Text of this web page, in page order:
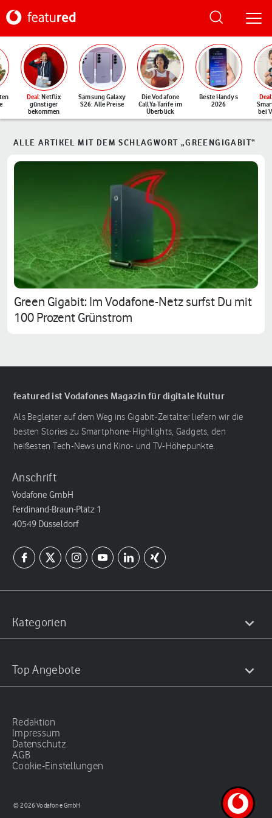
Deal: Netflix
günstiger
bekommen
Samsung Galaxy
S26: Alle Preise
Die Vodafone
CallYa-Tarife im
Überblick
Beste Handys
2026
Deal
bei
ALLE ARTIKEL MIT DEM SCHLAGWORT „GREENGIGABIT“
Green Gigabit: Im Vodafone-Netz surfst Du mit
100 Prozent Grünstrom
featured ist Vodafones Magazin für digitale Kultur
Als Begleiter auf dem Weg ins Gigabit-Zeitalter liefern wir die
besten Stories zu Smartphone-Highlights, Gadgets, den
heißesten Tech-News und Kino- und TV-Höhepunkte.
Anschrift
Vodafone GmbH
Ferdinand-Braun-Platz 1
40549 Düsseldorf
Kategorien
Top Angebote
Redaktion
Impressum
Datenschutz
AGB
Cookie-Einstellungen
© 2026 Vodafone GmbH